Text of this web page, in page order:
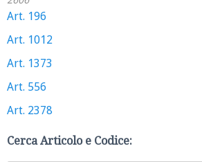
Art. 196
Art. 1012
Art. 1373
Art. 556
Art. 2378
Cerca Articolo e Codice: